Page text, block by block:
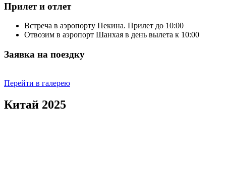
Прилет и отлет
Встреча в аэропорту Пекина. Прилет до 10:00
Отвозим в аэропорт Шанхая в день вылета к 10:00
Заявка на поездку
Перейти в галерею
Китай 2025